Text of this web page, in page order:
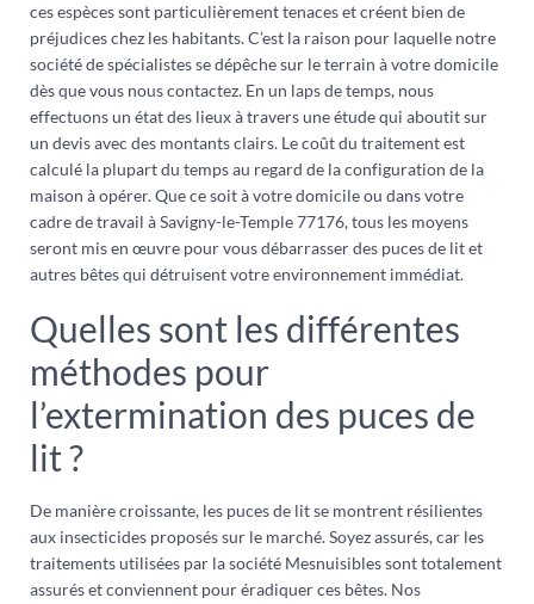
ces espèces sont particulièrement tenaces et créent bien de
préjudices chez les habitants. C’est la raison pour laquelle notre
société de spécialistes se dépêche sur le terrain à votre domicile
dès que vous nous contactez. En un laps de temps, nous
effectuons un état des lieux à travers une étude qui aboutit sur
un devis avec des montants clairs. Le coût du traitement est
calculé la plupart du temps au regard de la configuration de la
maison à opérer. Que ce soit à votre domicile ou dans votre
cadre de travail à Savigny-le-Temple 77176, tous les moyens
seront mis en œuvre pour vous débarrasser des puces de lit et
autres bêtes qui détruisent votre environnement immédiat.
Quelles sont les différentes
méthodes pour
l’extermination des puces de
lit ?
De manière croissante, les puces de lit se montrent résilientes
aux insecticides proposés sur le marché. Soyez assurés, car les
traitements utilisées par la société Mesnuisibles sont totalement
assurés et conviennent pour éradiquer ces bêtes. Nos